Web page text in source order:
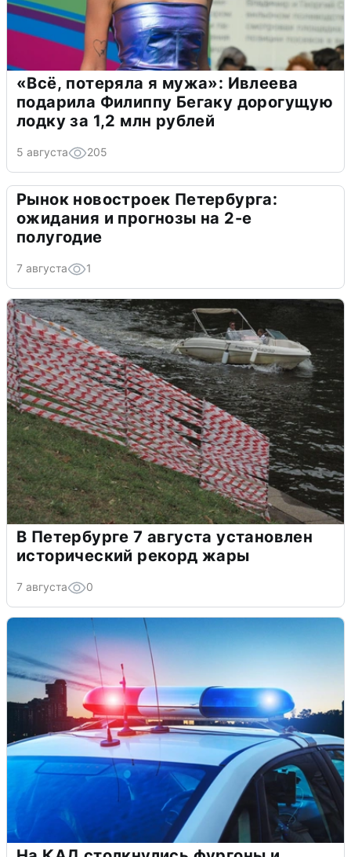
«Всё, потеряла я мужа»: Ивлеева
подарила Филиппу Бегаку дорогущую
лодку за 1,2 млн рублей
5 августа 205
Рынок новостроек Петербурга:
ожидания и прогнозы на 2-е
полугодие
7 августа 1
В Петербурге 7 августа установлен
исторический рекорд жары
7 августа 0